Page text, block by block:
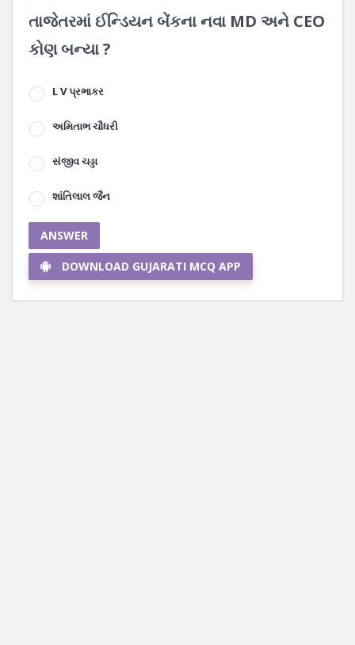
તાજેતરમાં ઈન્ડિયન બેંકના નવા MD અને CEO
કોણ બન્યા ?
L V પ્રભાકર
અમિતાભ ચૌધરી
સંજીવ ચડ્ડા
શાંતિલાલ જૈન
ANSWER
DOWNLOAD GUJARATI MCQ APP